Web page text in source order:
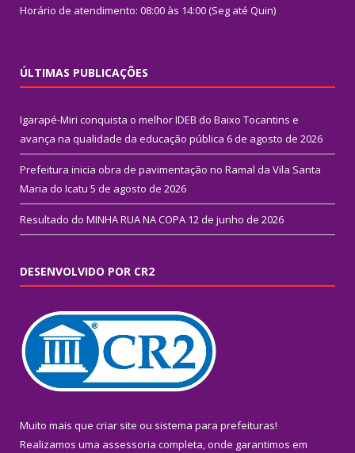
Horário de atendimento: 08:00 às 14:00 (Seg até Quin)
ÚLTIMAS PUBLICAÇÕES
Igarapé-Miri conquista o melhor IDEB do Baixo Tocantins e
avança na qualidade da educação pública 6 de agosto de 2026
Prefeitura inicia obra de pavimentação no Ramal da Vila Santa
Maria do Icatu 5 de agosto de 2026
Resultado do MINHA RUA NA COPA 12 de junho de 2026
DESENVOLVIDO POR CR2
Muito mais que criar site ou sistema para prefeituras!
Realizamos uma assessoria completa, onde garantimos em